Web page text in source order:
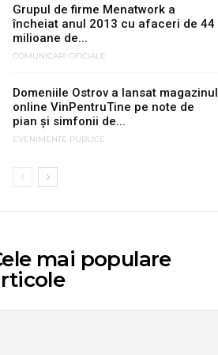
Grupul de firme Menatwork a
încheiat anul 2013 cu afaceri de 44
milioane de...
COMUNICARI OFICIALE
Domeniile Ostrov a lansat magazinul
online VinPentruTine pe note de
pian și simfonii de...
EVENIMENTE PUBLICE
mai populare